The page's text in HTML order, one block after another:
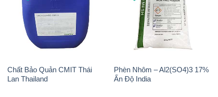
Chất Bảo Quản CMIT Thái
Lan Thailand
Phèn Nhôm – Al2(SO4)3 17%
Ấn Độ India